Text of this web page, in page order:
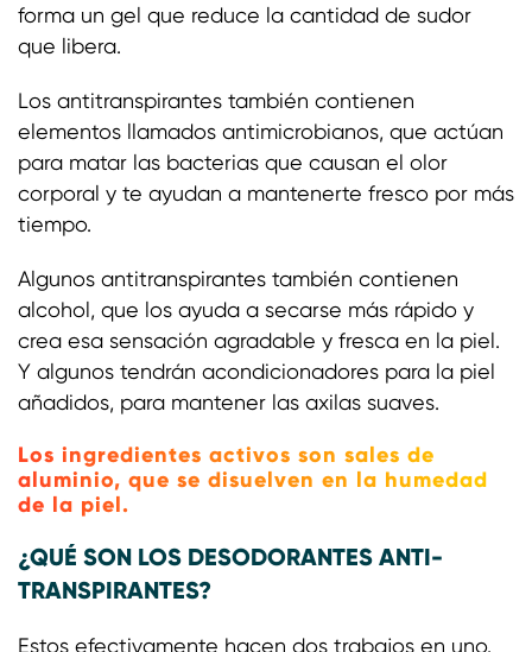
forma un gel que reduce la cantidad de sudor
que libera.
Los antitranspirantes también contienen
elementos llamados antimicrobianos, que actúan
para matar las bacterias que causan el olor
corporal y te ayudan a mantenerte fresco por más
tiempo.
Algunos antitranspirantes también contienen
alcohol, que los ayuda a secarse más rápido y
crea esa sensación agradable y fresca en la piel.
Y algunos tendrán acondicionadores para la piel
añadidos, para mantener las axilas suaves.
Los ingredientes activos son sales de
aluminio, que se disuelven en la humedad
de la piel.
¿QUÉ SON LOS DESODORANTES ANTI-
TRANSPIRANTES?
Estos efectivamente hacen dos trabajos en uno.